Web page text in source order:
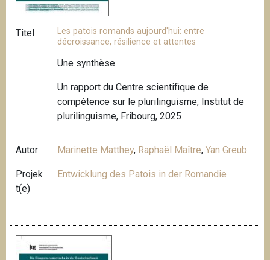
Titel
Les patois romands aujourd'hui: entre
décroissance, résilience et attentes
Une synthèse
Un rapport du Centre scientifique de
compétence sur le plurilinguisme, Institut de
plurilinguisme, Fribourg, 2025
Autor Marinette Matthey, Raphaël Maître,Yan Greub
Projek
t(e)
Entwicklung des Patois in der Romandie